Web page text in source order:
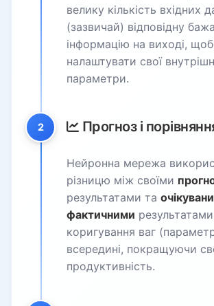
велику кількість вхідних
(зазвичай) відповідну
інформацію на виході,
налаштувати свої
параметри.
2 Прогноз і
Нейронна мережа
різницю між своїми
результатами та
фактичними
коригування ваг
всередині, покращуючи
продуктивність.